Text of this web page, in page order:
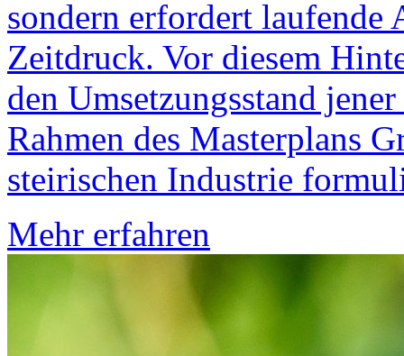
sondern erfordert laufende
Zeitdruck. Vor diesem
den Umsetzungsstand
Rahmen des Masterplans
steirischen Industrie
Mehr erfahren